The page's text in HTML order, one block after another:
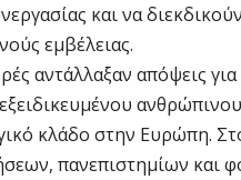
και να
εμβέλειας.
αντάλλαξαν απόψεις
εξειδικευμένου
κλάδο στην Ευρώπη.
πανεπιστημίων και